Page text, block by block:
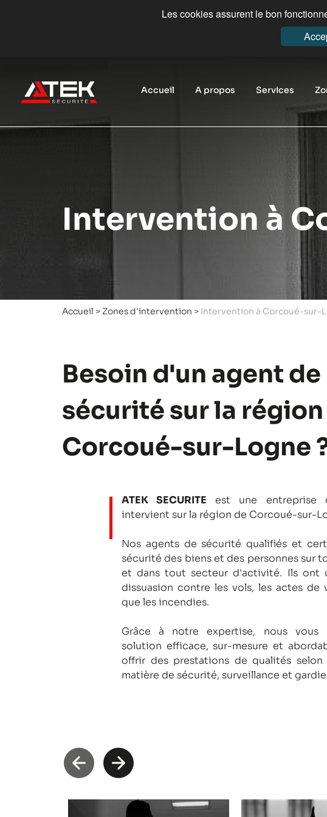
Les cookies assurent le bon
Accueil A propos Services
Intervention à
Accueil > Zones d'intervention > Intervention à Corcoué-sur-
Besoin d'un agent de
sécurité sur la
Corcoué-sur-Logne
ATEK SECURITE est une entreprise
intervient sur la région de Corcoué-sur-
Nos agents de sécurité qualifiés et
sécurité des biens et des personnes sur
et dans tout secteur d'activité. Ils ont
dissuasion contre les vols, les actes de
que les incendies.
Grâce à notre expertise, nous vous
solution efficace, sur-mesure et
offrir des prestations de qualités selon
matière de sécurité, surveillance et